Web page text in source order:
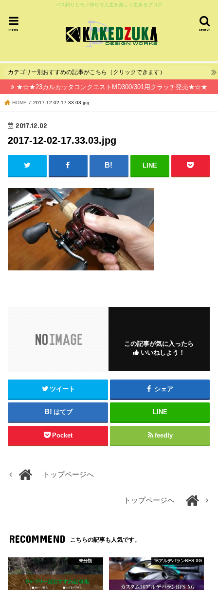
バス釣りとモノ作りで人生を楽しく生きるブログ
search
menu
カテゴリー別おすすめの記事がこちら（クリックできます）
★☆★23カルカッタコンクエストMD300/301用クラッチ発売★☆★
HOME 2017-12-02-17.33.03.jpg
2017.12.02
2017-12-02-17.33.03.jpg
LINE
この記事が気に入ったら
いいねしよう！
ツイート シェア
はてブ LINE
Pocket feedly
トップページへ
トップページへ
RECOMMEND こちらの記事も人気です。
未分類 16アルデバランBFS XG